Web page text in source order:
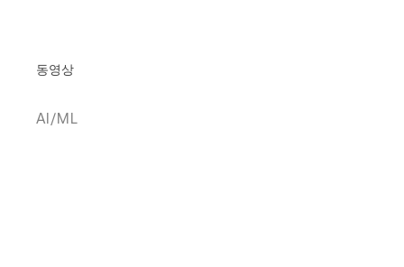
동영상
AI/ML